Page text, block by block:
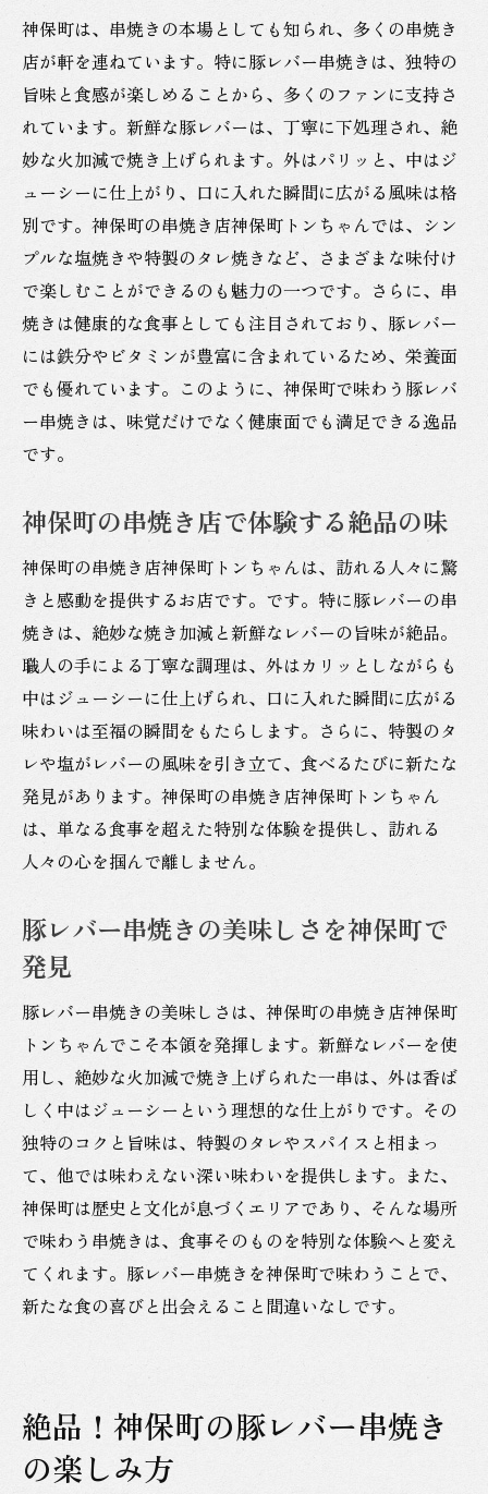
神保町は、串焼きの本場としても知られ、多くの串焼き
店が軒を連ねています。特に豚レバー串焼きは、独特の
旨味と食感が楽しめることから、多くのファンに支持さ
れています。新鮮な豚レバーは、丁寧に下処理され、絶
妙な火加減で焼き上げられます。外はパリッと、中はジ
ューシーに仕上がり、口に入れた瞬間に広がる風味は格
別です。神保町の串焼き店神保町トンちゃんでは、シン
プルな塩焼きや特製のタレ焼きなど、さまざまな味付け
で楽しむことができるのも魅力の一つです。さらに、串
焼きは健康的な食事としても注目されており、豚レバー
には鉄分やビタミンが豊富に含まれているため、栄養面
でも優れています。このように、神保町で味わう豚レバ
ー串焼きは、味覚だけでなく健康面でも満足できる逸品
です。
神保町の串焼き店で体験する絶品の味
神保町の串焼き店神保町トンちゃんは、訪れる人々に驚
きと感動を提供するお店です。です。特に豚レバーの串
焼きは、絶妙な焼き加減と新鮮なレバーの旨味が絶品。
職人の手による丁寧な調理は、外はカリッとしながらも
中はジューシーに仕上げられ、口に入れた瞬間に広がる
味わいは至福の瞬間をもたらします。さらに、特製のタ
レや塩がレバーの風味を引き立て、食べるたびに新たな
発見があります。神保町の串焼き店神保町トンちゃん
は、単なる食事を超えた特別な体験を提供し、訪れる
人々の心を掴んで離しません。
豚レバー串焼きの美味しさを神保町で
発見
豚レバー串焼きの美味しさは、神保町の串焼き店神保町
トンちゃんでこそ本領を発揮します。新鮮なレバーを使
用し、絶妙な火加減で焼き上げられた一串は、外は香ば
しく中はジューシーという理想的な仕上がりです。その
独特のコクと旨味は、特製のタレやスパイスと相まっ
て、他では味わえない深い味わいを提供します。また、
神保町は歴史と文化が息づくエリアであり、そんな場所
で味わう串焼きは、食事そのものを特別な体験へと変え
てくれます。豚レバー串焼きを神保町で味わうことで、
新たな食の喜びと出会えること間違いなしです。
絶品！神保町の豚レバー串焼き
の楽しみ方